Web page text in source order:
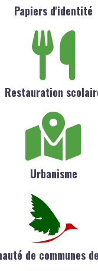
Papiers d'identité
Restauration
Urbanisme
de communes